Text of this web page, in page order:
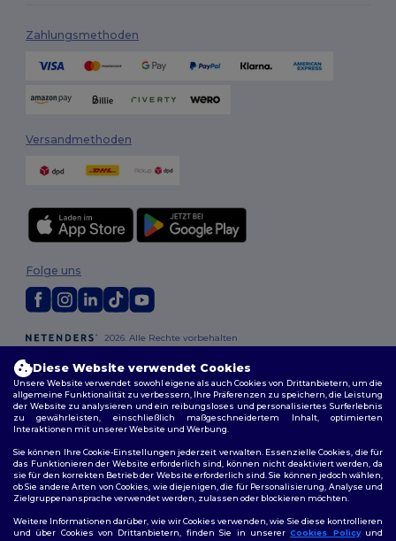
Zahlungsmethoden
Versandmethoden
2026. Alle Rechte vorbehalten
Datenschutzbestimmungen|Cookie-Richtlinie|
Folge uns
Berlin| Hamburg|München | Köln| Frankfurt | Essen | Dortmund|
Stuttgart| Düsseldorf| Bremen
Diese Website verwendet Cookies
Unsere Website verwendet sowohl eigene als auch Cookies von Drittanbietern, um die
allgemeine Funktionalität zu verbessern, Ihre Präferenzen zu speichern, die Leistung
der Website zu analysieren und ein reibungsloses und personalisiertes Surferlebnis
zu gewährleisten, einschließlich maßgeschneidertem Inhalt, optimierten
Interaktionen mit unserer Website und Werbung.
Sie können Ihre Cookie-Einstellungen jederzeit verwalten. Essenzielle Cookies, die für
das Funktionieren der Website erforderlich sind, können nicht deaktiviert werden, da
sie für den korrekten Betrieb der Website erforderlich sind. Sie können jedoch wählen,
ob Sie andere Arten von Cookies, wie diejenigen, die für Personalisierung, Analyse und
Zielgruppenansprache verwendet werden, zulassen oder blockieren möchten.
Weitere Informationen darüber, wie wir Cookies verwenden, wie Sie diese kontrollieren
und über Cookies von Drittanbietern, finden Sie in unsererCookies Policyund